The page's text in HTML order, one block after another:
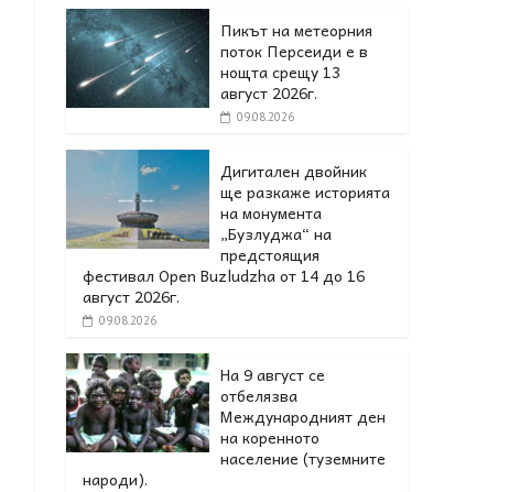
Пикът на метеорния
поток Персеиди е в
нощта срещу 13
август 2026г.
09.08.2026
Дигитален двойник
ще разкаже историята
на монумента
„Бузлуджа“ на
предстоящия
фестивал Open Buzludzha от 14 до 16
август 2026г.
09.08.2026
На 9 август се
отбелязва
Международният ден
на коренното
население (туземните
народи).